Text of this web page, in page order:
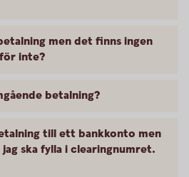
men det finns ingen
inte?
betalning?
till ett bankkonto men
ska fylla i clearingnumret.